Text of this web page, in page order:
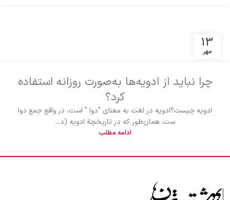
13
مهر
چرا نباید از ادویه‌ها به‌صورت روزانه استفاده
کرد؟
ادویه چیست؟ادویه در لغت به معنای "دوا " است، در واقع جمع دوا
ست. همان‌طور که در تاریخچة ادویه (د...
ادامه مطلب